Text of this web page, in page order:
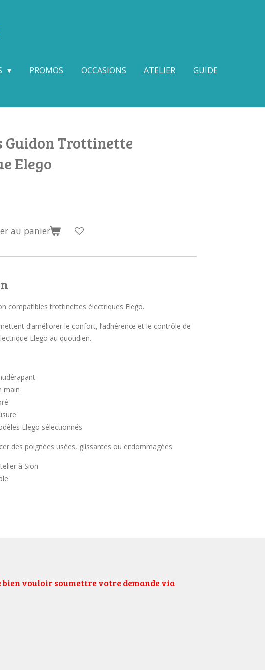
PROMOS OCCASIONS ATELIER GUIDE
Guidon Trottinette
Elego
au panier
compatibles trottinettes électriques Elego.
d’améliorer le confort, l’adhérence et le contrôle de
Elego au quotidien.
main
Elego sélectionnés
des poignées usées, glissantes ou endommagées.
à Sion
bien vouloir soumettre votre demande via